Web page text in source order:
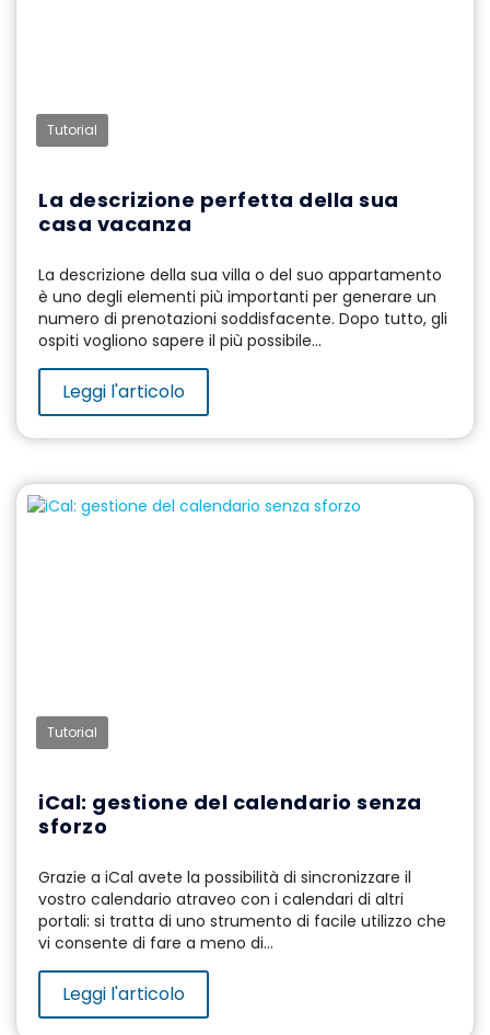
Tutorial
La descrizione perfetta della sua
casa vacanza
La descrizione della sua villa o del suo appartamento
è uno degli elementi più importanti per generare un
numero di prenotazioni soddisfacente. Dopo tutto, gli
ospiti vogliono sapere il più possibile...
Leggi l'articolo
Tutorial
iCal: gestione del calendario senza
sforzo
Grazie a iCal avete la possibilità di sincronizzare il
vostro calendario atraveo con i calendari di altri
portali: si tratta di uno strumento di facile utilizzo che
vi consente di fare a meno di...
Leggi l'articolo